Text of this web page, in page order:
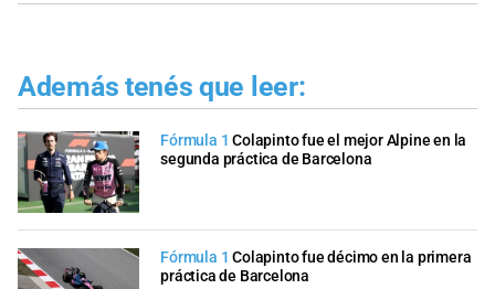
Además tenés que leer:
Fórmula 1 Colapinto fue el mejor Alpine en la
segunda práctica de Barcelona
Fórmula 1 Colapinto fue décimo en la primera
práctica de Barcelona